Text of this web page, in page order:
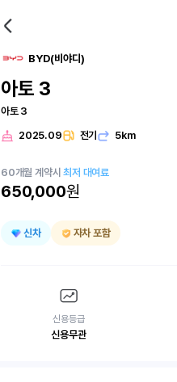
BYD(비야디)
아토 3
아토 3
2025.09 전기 5km
60개월 계약시최저 대여료
650,000원
신차 자차 포함
신용등급
신용무관